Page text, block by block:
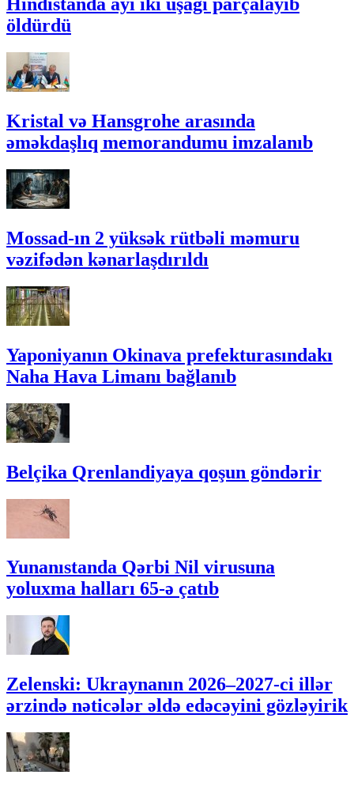
Hindistanda ayı iki uşağı parçalayıb
öldürdü
Kristal və Hansgrohe arasında
əməkdaşlıq memorandumu imzalanıb
Mossad-ın 2 yüksək rütbəli məmuru
vəzifədən kənarlaşdırıldı
Yaponiyanın Okinava prefekturasındakı
Naha Hava Limanı bağlanıb
Belçika Qrenlandiyaya qoşun göndərir
Yunanıstanda Qərbi Nil virusuna
yoluxma halları 65-ə çatıb
Zelenski: Ukraynanın 2026–2027-ci illər
ərzində nəticələr əldə edəcəyini gözləyirik